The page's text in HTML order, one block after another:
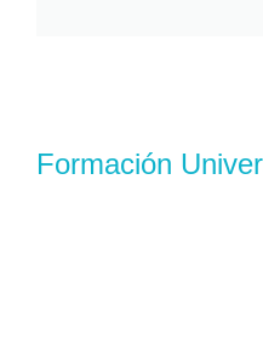
Formación